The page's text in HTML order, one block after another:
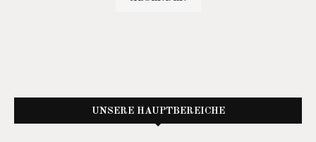
UNSERE HAUPTBEREICHE